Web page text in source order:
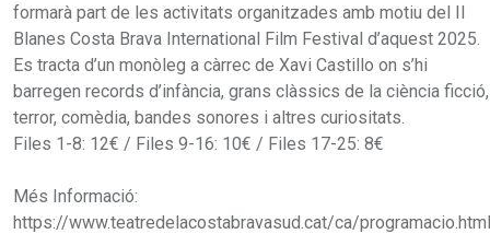
formarà part de les activitats organitzades amb motiu del II
Blanes Costa Brava International Film Festival d’aquest 2025.
Es tracta d’un monòleg a càrrec de Xavi Castillo on s’hi
barregen records d’infància, grans clàssics de la ciència ficció,
terror, comèdia, bandes sonores i altres curiositats.
Files 1-8: 12€ / Files 9-16: 10€ / Files 17-25: 8€
Més Informació:
https://www.teatredelacostabravasud.cat/ca/programacio.html